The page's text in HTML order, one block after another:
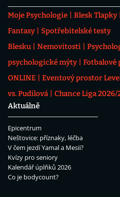
Moje Psychologie Blesk Tlapky
Fantasy
Spotřebitelské testy
Blesku
Nemovitosti
psychologické mýty
Fotbalové
ONLINE
Eventový prostor
vs. Pudilová
Chance Liga 2026/
Aktuálně
Epicentrum
Neštovice: příznaky, léčba
V čem jezdí Yamal a Mesii?
Kvízy pro seniory
Kalendář úplňků 2026
Co je bodycount?